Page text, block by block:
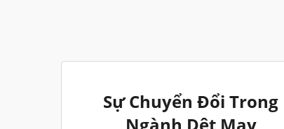
Sự Chuyển Đổi Trong